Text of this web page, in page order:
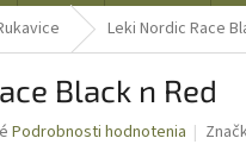
Leki Nordic Race
Black n Red
Podrobnosti hodnotenia